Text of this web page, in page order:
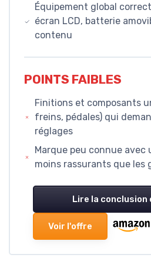
Équipement global
écran LCD, batterie
contenu
POINTS FAIBLES
Finitions et composants
freins, pédales) qui
réglages
Marque peu connue avec
moins rassurants que les
Lire la conclusion
Voir l'offre